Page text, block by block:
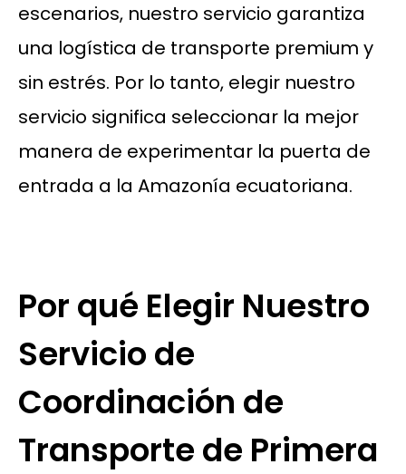
escenarios, nuestro servicio garantiza
una logística de transporte premium y
sin estrés. Por lo tanto, elegir nuestro
servicio significa seleccionar la mejor
manera de experimentar la puerta de
entrada a la Amazonía ecuatoriana.
Por qué Elegir Nuestro
Servicio de
Coordinación de
Transporte de Primera